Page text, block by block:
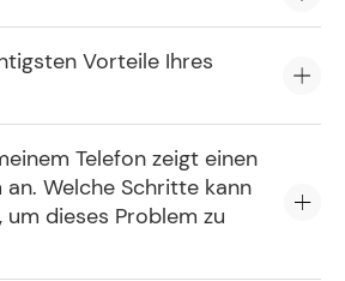
Vorteile Ihres
Telefon zeigt einen
Welche Schritte kann
dieses Problem zu